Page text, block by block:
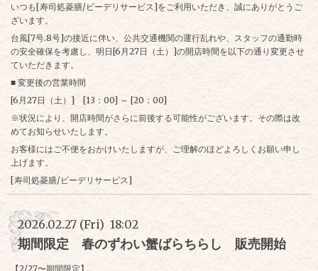
いつも[寿司処菱膳/ビーデリサービス]をご利用いただき、誠にありがとうご
ざいます。
台風[7号.8号]の接近に伴い、公共交通機関の運行乱れや、スタッフの通勤時
の安全確保を考慮し、明日[6月27日（土）]の開店時間を以下の通り変更させ
ていただきます。
■ 変更後の営業時間
[6月27日（土）] [13：00] ～ [20：00]
※状況により、開店時間がさらに前後する可能性がございます。その際は改
めてお知らせいたします。
お客様にはご不便をおかけいたしますが、ご理解のほどよろしくお願い申し
上げます。
[寿司処菱膳/ビーデリサービス]
2026.02.27 (Fri) 18:02
期間限定 春のずわい蟹ばらちらし 販売開始
【2/27〜期間限定】